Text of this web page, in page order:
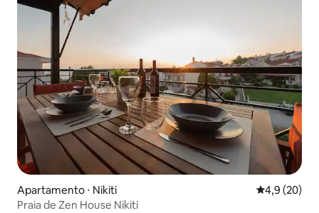
Apartamento ⋅ Nikiti 4,9 de uma
4,9 (20)
Praia de Zen House Nikiti